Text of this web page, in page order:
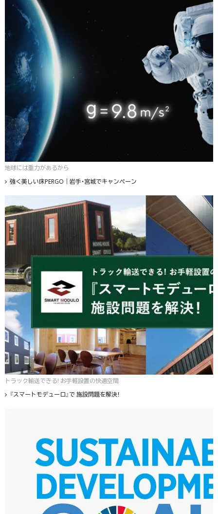
地球には重力があるから
強く美しい床PERGO｜岩手・宮城でキャンペーン
トラック輸送できる! お手軽設置の快適空間
『スマートモデューロ』で 施設問題を解決！